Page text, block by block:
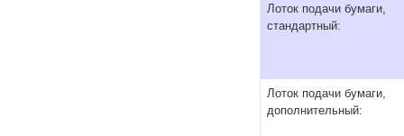
Лоток подачи бумаги,
стандартный:
Лоток подачи бумаги,
дополнительный: